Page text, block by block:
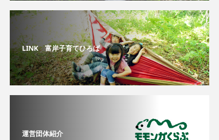
LINK 富岸子育てひろば
運営団体紹介